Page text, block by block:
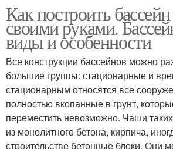
Как построить
своими руками.
виды и особенности
Все конструкции бассейнов можно
большие группы: стационарные и
стационарным относятся все
полностью вкопанные в грунт,
переместить невозможно. Чаши
из монолитного бетона, кирпича,
строительстве бетонные блоки. Они